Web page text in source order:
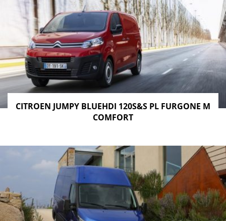
CITROEN JUMPY BLUEHDI 120S&S PL FURGONE M
COMFORT